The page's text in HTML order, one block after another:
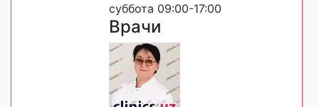
суббота 09:00-17:00
Врачи